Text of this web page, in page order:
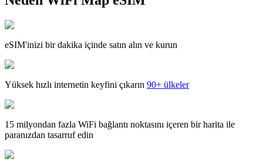
eSIM'inizi bir dakika içinde satın alın ve kurun
Yüksek hızlı internetin keyfini çıkarın 90+ ülkeler
15 milyondan fazla WiFi bağlantı noktasını içeren bir harita ile
paranızdan tasarruf edin